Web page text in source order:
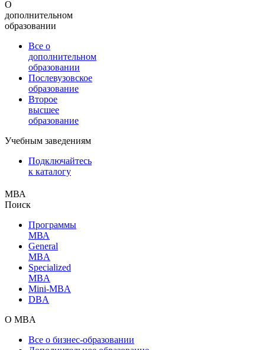
О
дополнительном
образовании
Все о
дополнительном
образовании
Послевузовское
образование
Второе
высшее
образование
Учебным заведениям
Подключайтесь
к каталогу
МВА
Поиск
Программы
МВА
General
MBA
Specialized
MBA
Mini-MBA
DBA
О MBA
Все о бизнес-образовании